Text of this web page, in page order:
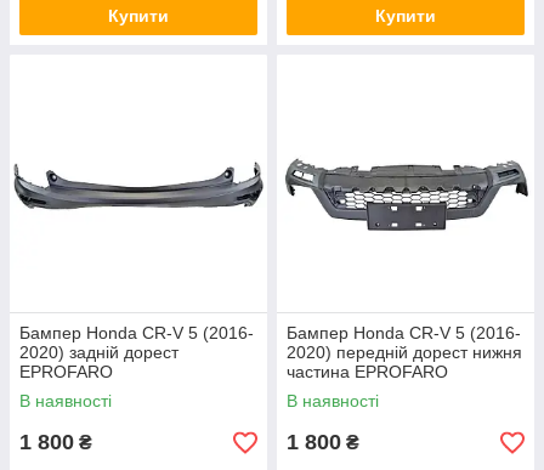
Купити Купити
Бампер Honda CR-V 5 (2016-
2020) задній дорест
EPROFARO
В наявності
1 800 ₴
Бампер Honda CR-V 5 (2016-
2020) передній дорест нижня
частина EPROFARO
В наявності
1 800 ₴